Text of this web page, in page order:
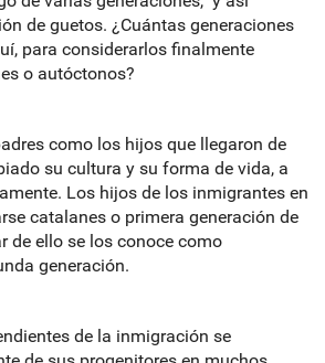
de guetos. ¿Cuántas generaciones
para considerarlos finalmente
o autóctonos?
como los hijos que llegaron de
su cultura y su forma de vida, a
Los hijos de los inmigrantes en
catalanes o primera generación de
de ello se los conoce como
generación.
de la inmigración se